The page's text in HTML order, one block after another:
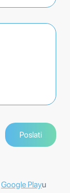
Google Playu